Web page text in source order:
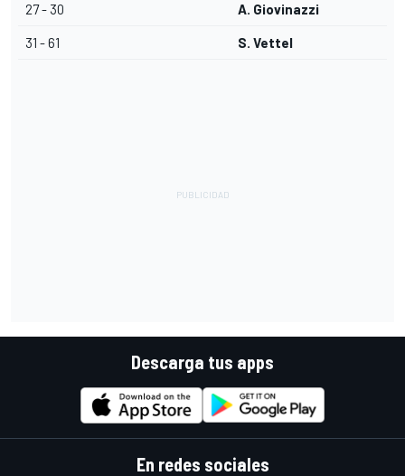
27 - 30 A. Giovinazzi
31 - 61 S. Vettel
Descarga tus apps
En redes sociales